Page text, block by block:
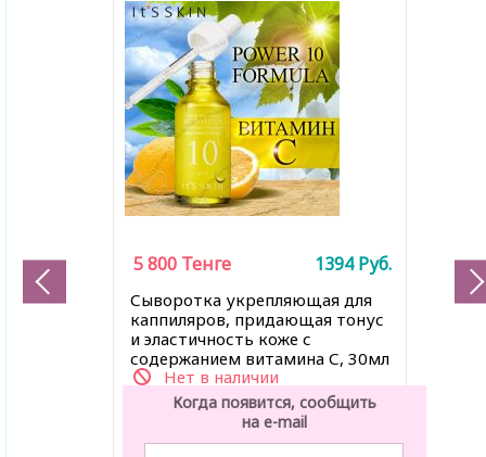
Сыворотка укрепляющая для
каппиляров, придающая тонус
и эластичность коже с
содержанием витамина С, 30мл
Нет в наличии
5 800 Тенге 1394Руб.
Когда появится, сообщить
на e-mail